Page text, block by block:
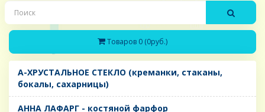
Товаров 0 (0руб.)
A-ХРУСТАЛЬНОЕ СТЕКЛО (креманки, стаканы,
бокалы, сахарницы)
AHHA ЛАФАРГ - костяной фарфор